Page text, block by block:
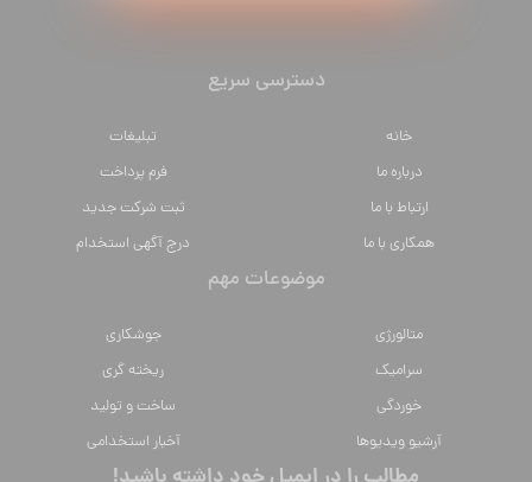
دسترسی سریع
خانه
تبلیغات
درباره ما
فرم پرداخت
ارتباط با ما
ثبت شرکت جدید
همکاری با ما
درج آگهی استخدام
موضوعات مهم
متالورژي
جوشکاری
سراميك
ریخته گری
خوردگی
ساخت و تولید
آرشیو ویدیوها
آخبار استخدامی